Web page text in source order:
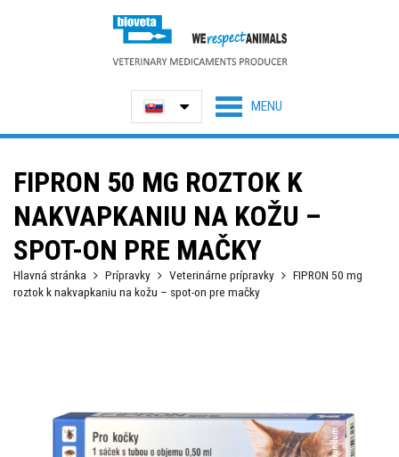
FIPRON 50 MG ROZTOK K
NAKVAPKANIU NA KOŽU –
SPOT-ON PRE MAČKY
Hlavná stránka Prípravky Veterinárne prípravky
FIPRON 50 mg
roztok k nakvapkaniu na kožu – spot-on pre mačky